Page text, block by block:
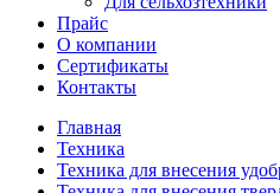
Прайс
О компании
Сертификаты
Контакты
Главная
Техника
Техника для внесения